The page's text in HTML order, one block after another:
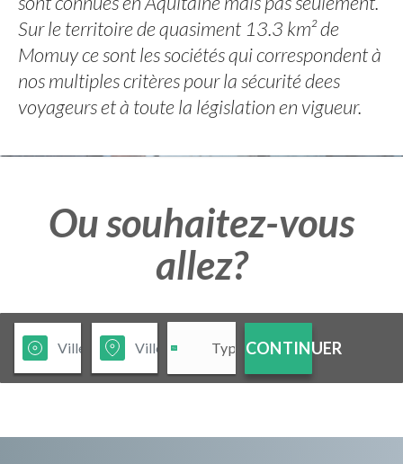
Sur le territoire de quasiment 13.3 km² de
Momuy ce sont les sociétés qui correspondent à
nos multiples critères pour la sécurité dees
voyageurs et à toute la législation en vigueur.
Ou souhaitez-vous
allez?
CONTINUER